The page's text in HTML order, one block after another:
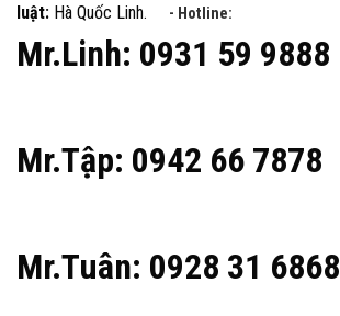
luật: Hà Quốc Linh. - Hotline:
Mr.Linh: 0931 59 9888
Mr.Tập: 0942 66 7878
Mr.Tuân: 0928 31 6868